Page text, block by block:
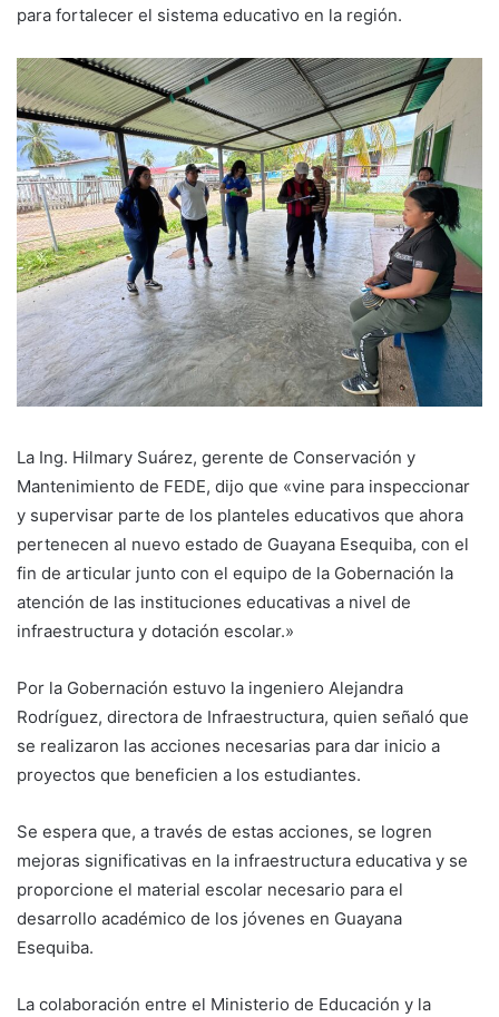
para fortalecer el sistema educativo en la región.
La Ing. Hilmary Suárez, gerente de Conservación y
Mantenimiento de FEDE, dijo que «vine para inspeccionar
y supervisar parte de los planteles educativos que ahora
pertenecen al nuevo estado de Guayana Esequiba, con el
fin de articular junto con el equipo de la Gobernación la
atención de las instituciones educativas a nivel de
infraestructura y dotación escolar.»
Por la Gobernación estuvo la ingeniero Alejandra
Rodríguez, directora de Infraestructura, quien señaló que
se realizaron las acciones necesarias para dar inicio a
proyectos que beneficien a los estudiantes.
Se espera que, a través de estas acciones, se logren
mejoras significativas en la infraestructura educativa y se
proporcione el material escolar necesario para el
desarrollo académico de los jóvenes en Guayana
Esequiba.
La colaboración entre el Ministerio de Educación y la